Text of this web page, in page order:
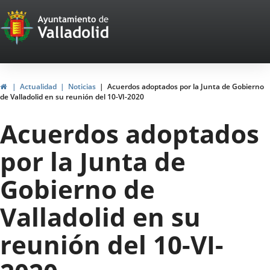
Portal
Web
del
Ayuntamiento
de
Valladolid
InicioActualidad Noticias
Acuerdos adoptados por la Junta de Gobierno
de Valladolid en su reunión del 10-VI-2020
Acuerdos adoptados
por la Junta de
Gobierno de
Valladolid en su
reunión del 10-VI-